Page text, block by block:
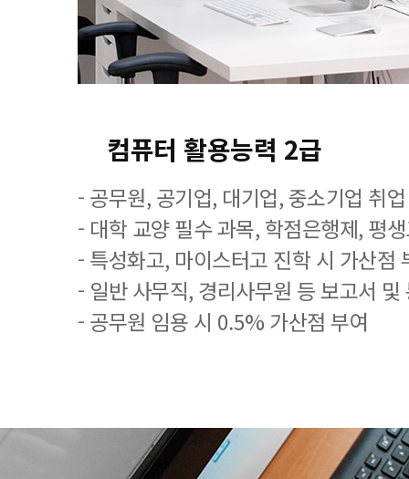
컴퓨터 활용능력 2급
- 공무원, 공기업, 대기업, 중소기업 취
- 대학 교양 필수 과목, 학점은행제, 평
- 특성화고, 마이스터고 진학 시 가산점
- 일반 사무직, 경리사무원 등 보고서 및
- 공무원 임용 시 0.5% 가산점 부여